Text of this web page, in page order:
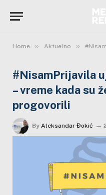
Home » Aktuelno »
#NisamPrijavila
– vreme kada su
progovorili
By Aleksandar Đokić